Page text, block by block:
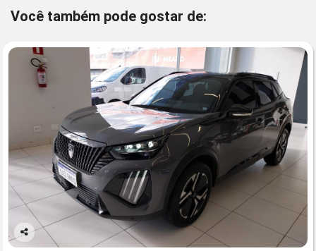
Você também pode gostar de:
Co